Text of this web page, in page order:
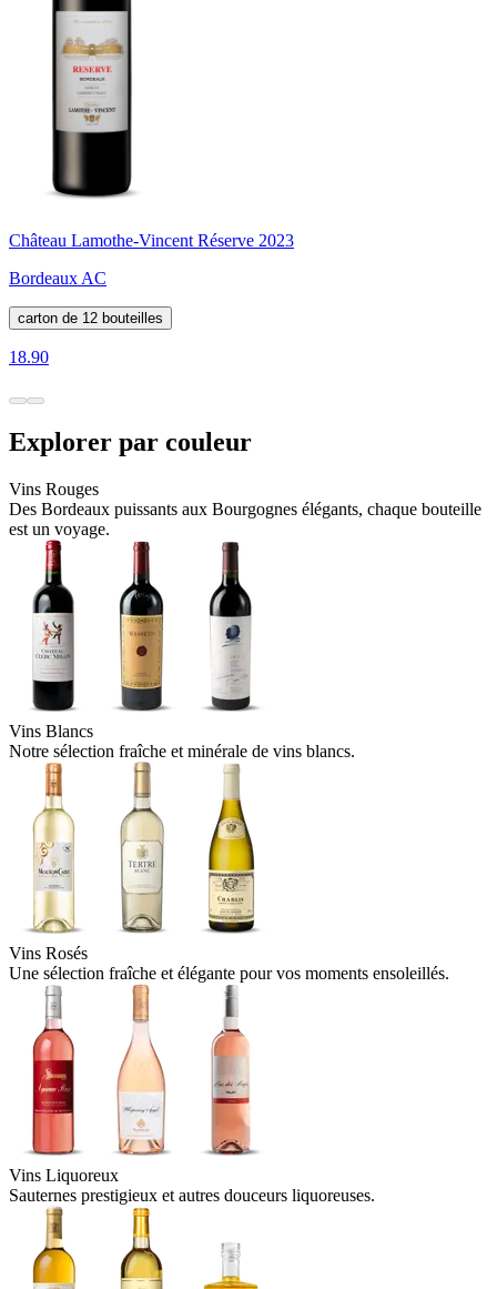
Château Lamothe-Vincent Réserve 2023
Bordeaux AC
carton de 12 bouteilles
18.90
Explorer par couleur
Vins Rouges
Des Bordeaux puissants aux Bourgognes élégants, chaque bouteille
est un voyage.
Vins Blancs
Notre sélection fraîche et minérale de vins blancs.
Vins Rosés
Une sélection fraîche et élégante pour vos moments ensoleillés.
Vins Liquoreux
Sauternes prestigieux et autres douceurs liquoreuses.